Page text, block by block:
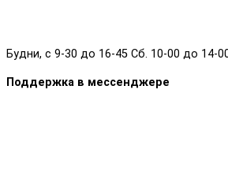
Будни, с 9-30 до 16-45 Сб. 10-00 до 14-
Поддержка в мессенджере